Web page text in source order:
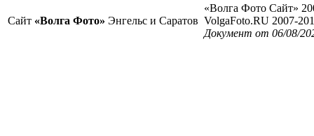
Сайт «Волга Фото» Энгельс и Саратов
«Волга Фото Сайт»
VolgaFoto.RU 2007-
Документ от 06/08/